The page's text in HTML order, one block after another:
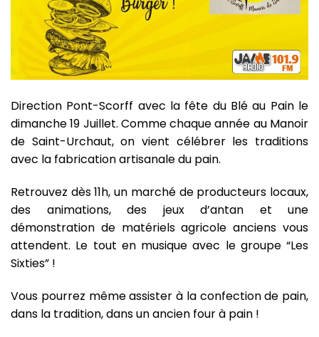
Direction Pont-Scorff avec la fête du Blé au Pain le
dimanche 19 Juillet. Comme chaque année au Manoir
de Saint-Urchaut, on vient célébrer les traditions
avec la fabrication artisanale du pain.
Retrouvez dès 11h, un marché de producteurs locaux,
des animations, des jeux d’antan et une
démonstration de matériels agricole anciens vous
attendent. Le tout en musique avec le groupe “Les
Sixties” !
Vous pourrez même assister à la confection de pain,
dans la tradition, dans un ancien four à pain !